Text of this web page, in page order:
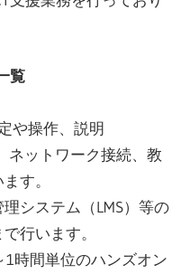
覧
や操作、説明
ネットワーク接続、教
す。
理システム（LMS）等の
行います。
1時間単位のハンズオン